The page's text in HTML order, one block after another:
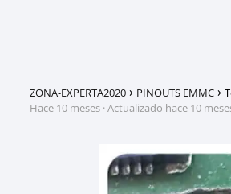
ZONA-EXPERTA2020 PINOUTS EMMC
hace 10 meses · Actualizado hace 10